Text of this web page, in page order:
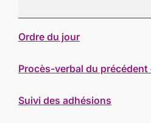
Ordre du jour
Procès-verbal du précédent
Suivi des adhésions